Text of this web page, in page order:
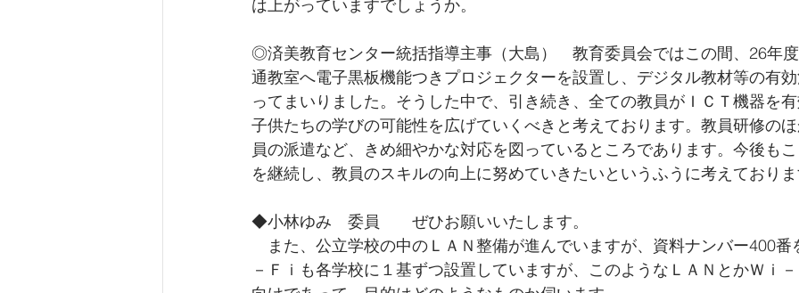
は上がっていますでしょうか。
◎済美教育センター統括指導主事（大島）　教育委員会ではこの間、26年
通教室へ電子黒板機能つきプロジェクターを設置し、デジタル教材等の有
ってまいりました。そうした中で、引き続き、全ての教員がＩＣＴ機器を
子供たちの学びの可能性を広げていくべきと考えております。教員研修の
員の派遣など、きめ細やかな対応を図っているところであります。今後も
を継続し、教員のスキルの向上に努めていきたいというふうに考えており
◆小林ゆみ　委員　　ぜひお願いいたします。
また、公立学校の中のＬＡＮ整備が進んでいますが、資料ナンバー400番
－Ｆｉも各学校に１基ずつ設置していますが、このようなＬＡＮとかＷｉ